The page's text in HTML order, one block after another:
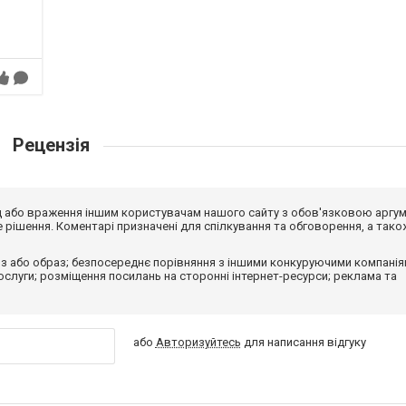
Рецензія
або враження іншим користувачам нашого сайту з обов'язковою
Коментарі призначені для спілкування та обговорення, а
або образ; безпосереднє порівняння з іншими конкуруючими
розміщення посилань на сторонні інтернет-ресурси; реклама та
або Авторизуйтесь для написання відгуку